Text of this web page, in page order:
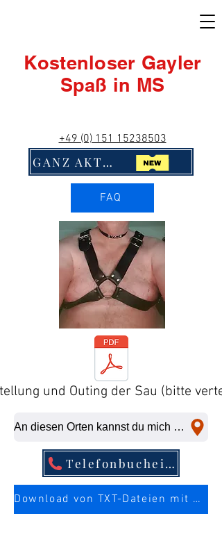
Kostenloser Gayler
Spaß in MS
+49 (0) 151 15238503
GANZ AKTUELL! Klick Mich!!
FAQ
und Outing der Sau (bitte
An diesen Orten kannst du mich kurzfristig abficken
Telefonbucheintrag
Download von TXT-Dateien mit mehr Infos über die Sau